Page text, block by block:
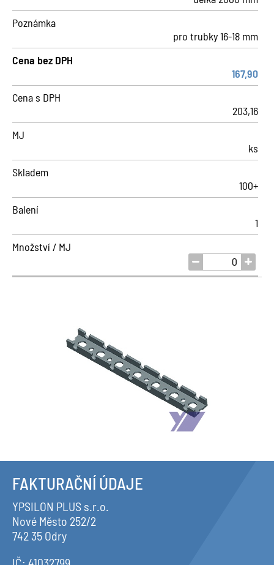
Poznámka
pro trubky 16-18 mm
Cena bez DPH
167,90
Cena s DPH
203,16
MJ
ks
Skladem
100+
Balení
1
Množství / MJ
FAKTURAČNÍ ÚDAJE
YPSILON PLUS s.r.o.
Nové Město 252/2
742 35 Odry